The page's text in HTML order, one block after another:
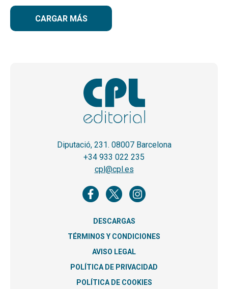
CARGAR MÁS
Diputació, 231. 08007 Barcelona
+34 933 022 235
cpl@cpl.es
DESCARGAS
TÉRMINOS Y CONDICIONES
AVISO LEGAL
POLÍTICA DE PRIVACIDAD
POLÍTICA DE COOKIES